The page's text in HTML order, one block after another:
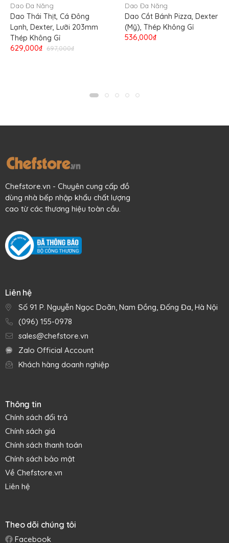
Mô tả sản phẩm
trên vỉ, trên chảo rán phẳng... cho gia đình hay nhà hàng thì
không cần tìm đâu xa hơn chiếc dụng cụ xúc lật mặt thiết
kế lỗ thoát dầu của Dexter-Russell này nhé. Dụng cụ
dụng hiệu quả và giá trị tuyệt vời bởi nó là sản phẩm hội tụ
hoàn hảo giữa độ bền, hiệu quả và thẩm mỹ.
Ra đời từ năm 1818, đến hôm nay Dexter-Russell đã là nhà
nhất tại Mỹ. Xẻng xúc thịt Turner Series Traditional là dòng
sản phẩm có chất lượng chuyên nghiệp cao cấp, được các
đầu bếp khắp thế giới, đặc biệt khu vực Bắc Mỹ, Canada,
Úc & Trung Đông tin dùng.
Dao Đa Năng
Dao Thái Thịt, Cá Đông
Lạnh, Dexter, Lưỡi 203mm
Thép Không Gỉ
629,000₫ 697,000₫
Dao Đa Năng
Dao Cắt Bánh Pizza, Dexter
(Mỹ), Thép Không Gỉ
536,000₫
Chefstore.vn - Chuyên cung cấp đồ
dùng nhà bếp nhập khẩu chất lượng
cao từ các thương hiệu toàn cầu.
Liên hệ
Số 91 P. Nguyễn Ngọc Doãn, Nam Đồng, Đống Đa, Hà Nội
(096) 155-0978
sales@chefstore.vn
Zalo Official Account
Khách hàng doanh nghiệp
Thông tin
Chính sách đổi trả
Chính sách giá
Chính sách thanh toán
Chính sách bảo mật
Về Chefstore.vn
Liên hệ
Theo dõi chúng tôi
Facebook